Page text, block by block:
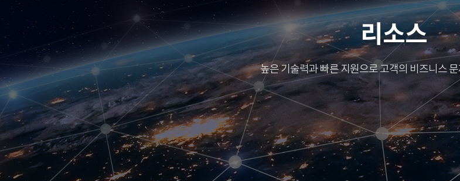
리소스
높은 기술력과 빠른 지원으로 고객의 비즈니스